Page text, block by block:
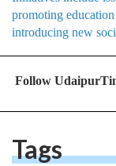
promoting
introducing new
Follow
Tags